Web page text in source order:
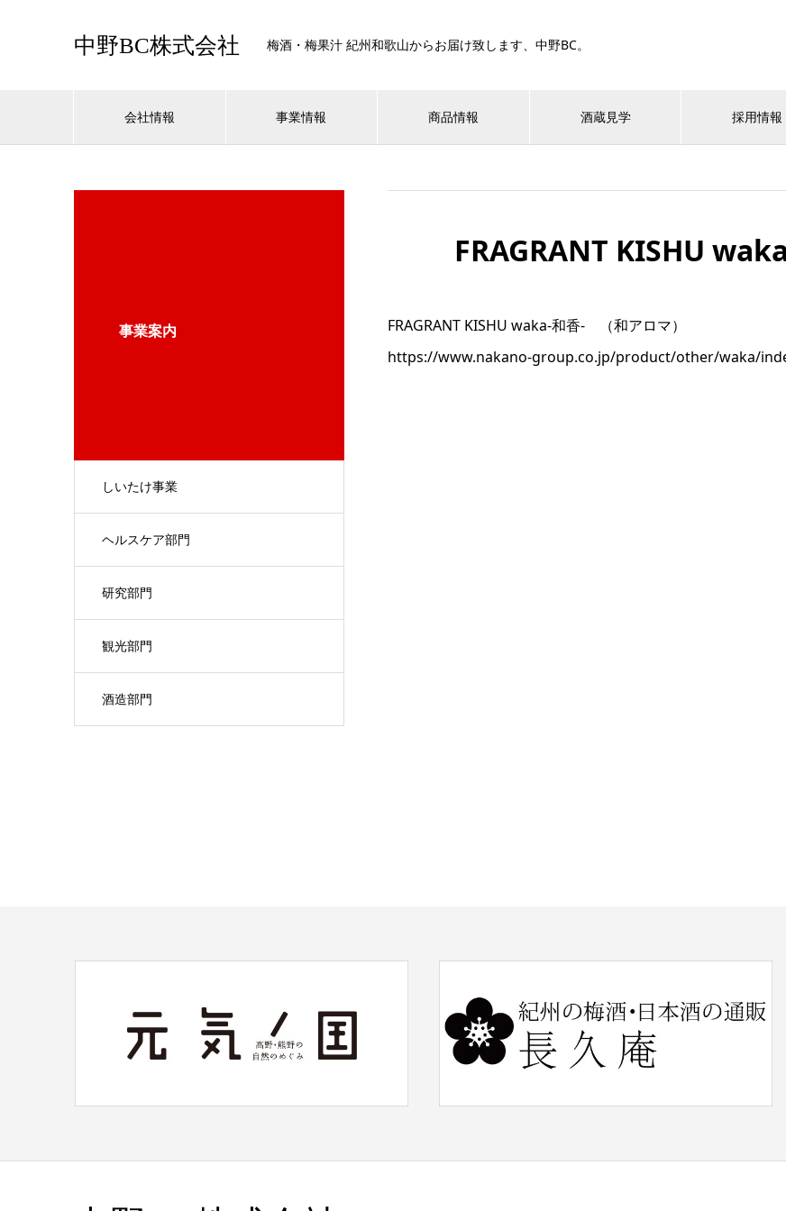
中野BC株式会社 梅酒・梅果汁 紀州和歌山からお届け致します、中野BC。
会社情報 事業情報 商品情報 酒蔵見学 採用情報
事業案内
しいたけ事業
ヘルスケア部門
研究部門
観光部門
酒造部門
FRAGRANT KISHU
FRAGRANT KISHU waka-和香- （和アロマ）
https://www.nakano-group.co.jp/product/other/waka/